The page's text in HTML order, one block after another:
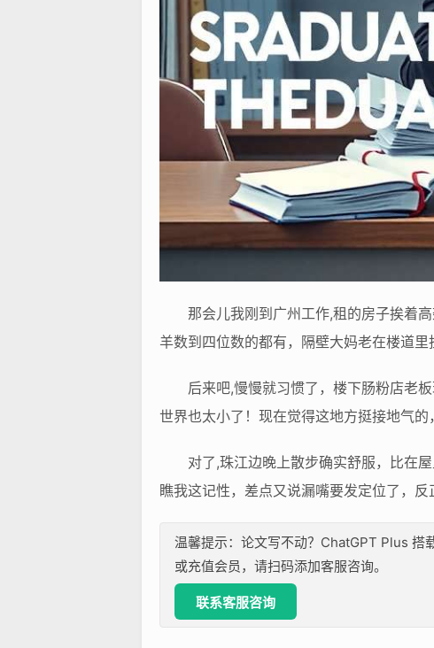
那会儿我刚到广州工作,租的房子挨着
羊数到四位数的都有，隔壁大妈老在楼道
后来吧,慢慢就习惯了，楼下肠粉店老
世界也太小了！现在觉得这地方挺接地气的
对了,珠江边晚上散步确实舒服，比在
瞧我这记性，差点又说漏嘴要发定位了，反
温馨提示：论文写不动？ChatGPT Plus 搭
或充值会员，请扫码添加客服咨询。
联系客服咨询